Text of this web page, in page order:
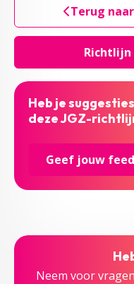
Richtlijn
Terug
Heb je
deze JGZ-
Geef jouw
Neem voor